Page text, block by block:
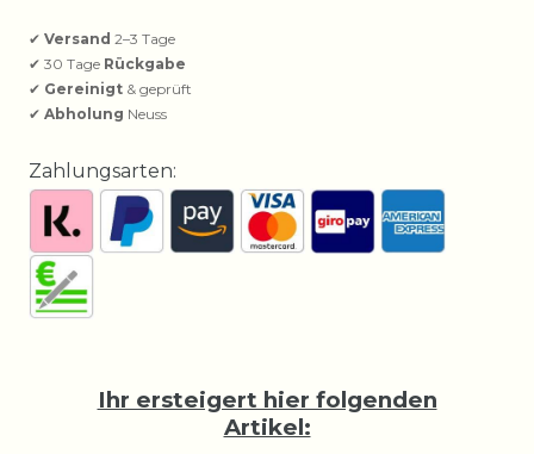
✔ Versand 2–3 Tage
✔ 30 Tage Rückgabe
✔ Gereinigt & geprüft
✔ Abholung Neuss
Zahlungsarten:
Ihr ersteigert hier folgenden
Artikel: